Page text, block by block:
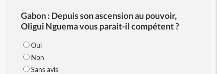
Gabon : Depuis son ascension au pouvoir,
Oligui Nguema vous parait-il compétent ?
Oui
Non
Sans avis